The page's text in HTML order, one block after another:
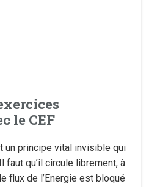
le CEF
un principe vital invisible qui
faut qu’il circule librement, à
flux de l’Energie est bloqué